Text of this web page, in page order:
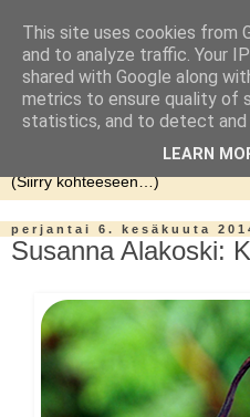
perjantai 6. kesäkuuta
Susanna Alakoski:
This site uses cookies from
and to analyze traffic. Your
shared with Google along
metrics to ensure quality of
statistics, and to detect and
LEARN